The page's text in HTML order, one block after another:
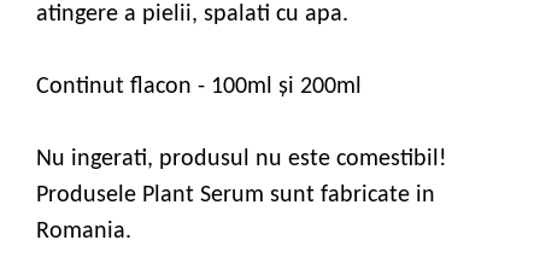
atingere a pielii, spalati cu apa.
Continut flacon - 100ml și 200ml
Nu ingerati, produsul nu este comestibil!
Produsele Plant Serum sunt fabricate in
Romania.